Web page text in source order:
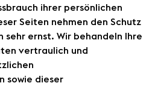
ihrer persönlichen
Seiten nehmen den Schutz
sehr ernst. Wir behandeln Ihre
vertraulich und
sowie dieser